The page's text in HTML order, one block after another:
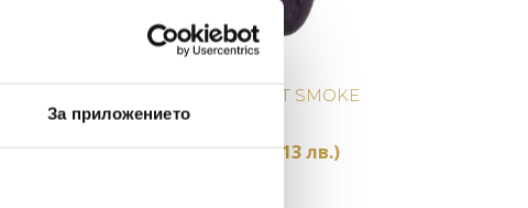
За приложението
(2,077.09 лв.)
Купи
АПЛИК MELT SMOKE
TOM DIXON
812€ (1,588.13 лв.)